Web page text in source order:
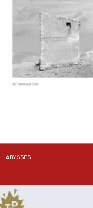
ABYSSES